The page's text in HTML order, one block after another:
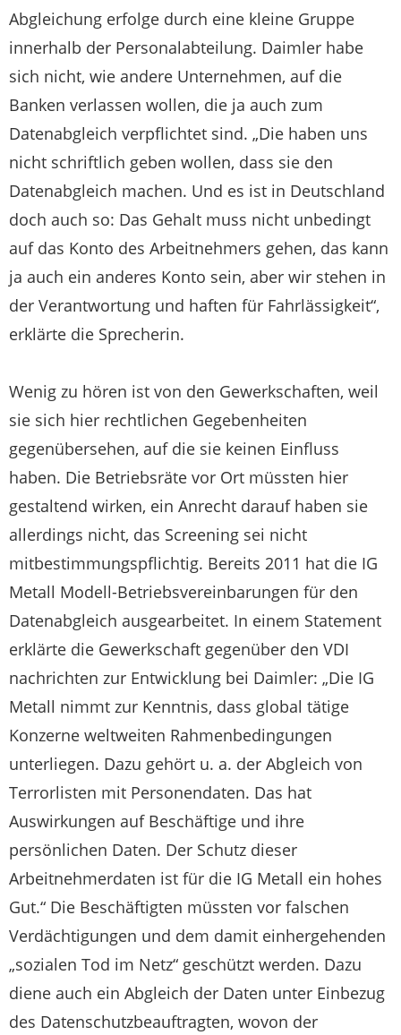
Abgleichung erfolge durch eine kleine Gruppe
innerhalb der Personalabteilung. Daimler habe
sich nicht, wie andere Unternehmen, auf die
Banken verlassen wollen, die ja auch zum
Datenabgleich verpflichtet sind. „Die haben uns
nicht schriftlich geben wollen, dass sie den
Datenabgleich machen. Und es ist in Deutschland
doch auch so: Das Gehalt muss nicht unbedingt
auf das Konto des Arbeitnehmers gehen, das kann
ja auch ein anderes Konto sein, aber wir stehen in
der Verantwortung und haften für Fahrlässigkeit“,
erklärte die Sprecherin.
Wenig zu hören ist von den Gewerkschaften, weil
sie sich hier rechtlichen Gegebenheiten
gegenübersehen, auf die sie keinen Einfluss
haben. Die Betriebsräte vor Ort müssten hier
gestaltend wirken, ein Anrecht darauf haben sie
allerdings nicht, das Screening sei nicht
mitbestimmungspflichtig. Bereits 2011 hat die IG
Metall Modell-Betriebsvereinbarungen für den
Datenabgleich ausgearbeitet. In einem Statement
erklärte die Gewerkschaft gegenüber den VDI
nachrichten zur Entwicklung bei Daimler: „Die IG
Metall nimmt zur Kenntnis, dass global tätige
Konzerne weltweiten Rahmenbedingungen
unterliegen. Dazu gehört u. a. der Abgleich von
Terrorlisten mit Personendaten. Das hat
Auswirkungen auf Beschäftige und ihre
persönlichen Daten. Der Schutz dieser
Arbeitnehmerdaten ist für die IG Metall ein hohes
Gut.“ Die Beschäftigten müssten vor falschen
Verdächtigungen und dem damit einhergehenden
„sozialen Tod im Netz“ geschützt werden. Dazu
diene auch ein Abgleich der Daten unter Einbezug
des Datenschutzbeauftragten, wovon der